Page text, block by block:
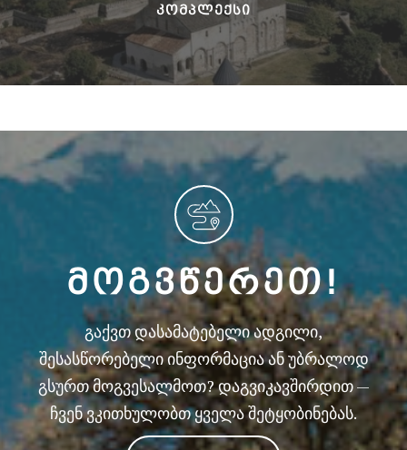
ᲙᲝᲛᲞᲚᲔᲥᲡᲘ
ᲛᲝᲒᲕᲬᲔᲠᲔᲗ!
გაქვთ დასამატებელი ადგილი,
შესასწორებელი ინფორმაცია ან უბრალოდ
გსურთ მოგვესალმოთ? დაგვიკავშირდით —
ჩვენ ვკითხულობთ ყველა შეტყობინებას.